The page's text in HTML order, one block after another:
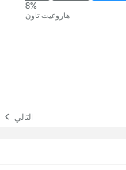
8%
هاروغيت تاون
التالي